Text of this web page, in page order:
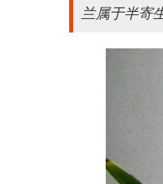
兰属于半寄